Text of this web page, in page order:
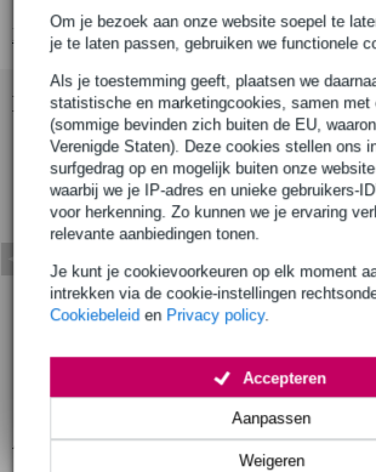
Om je bezoek aan onze website soepel te
je te laten passen, gebruiken we functionele
Als je toestemming geeft, plaatsen we
statistische en marketingcookies, samen met
(sommige bevinden zich buiten de EU,
Verenigde Staten). Deze cookies stellen ons
surfgedrag op en mogelijk buiten onze
waarbij we je IP-adres en unieke gebruikers-
voor herkenning. Zo kunnen we je ervaring
relevante aanbiedingen tonen.
Je kunt je cookievoorkeuren op elk moment
intrekken via de cookie-instellingen
Cookiebeleid en Privacy policy.
Weigeren
Aanpassen
Accepteren
Bekijk alle productspecificaties
Bekijk ook eens (1)
Accessoires (11)